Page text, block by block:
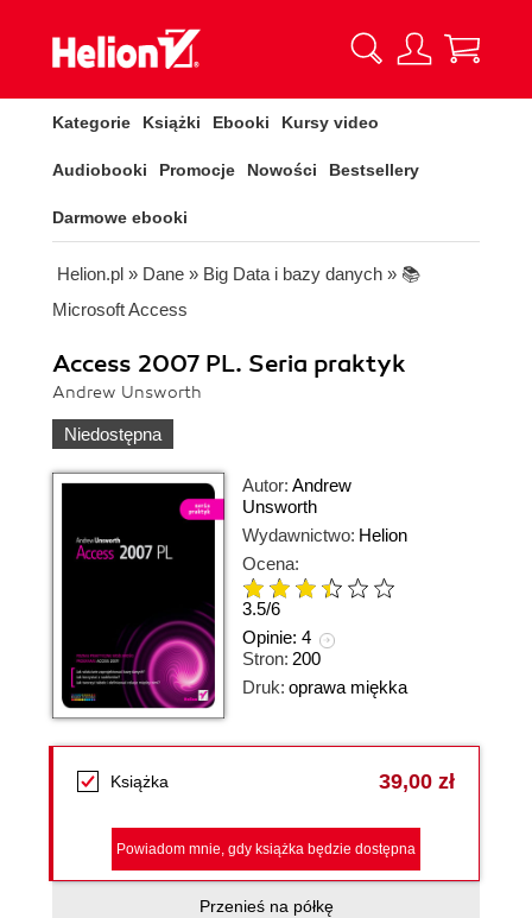
Kategorie Książki Ebooki Kursy video
Audiobooki Promocje Nowości Bestsellery
Darmowe ebooki
Helion.pl » Dane » Big Data i bazy danych » 📚
Microsoft Access
Access 2007 PL. Seria praktyk
Andrew Unsworth
Niedostępna
Autor: Andrew
Unsworth
Wydawnictwo: Helion
Ocena:
3.5/6
Opinie: 4
Stron: 200
Druk: oprawa miękka
Książka 39,00 zł
Powiadom mnie, gdy książka będzie dostępna
Przenieś na półkę